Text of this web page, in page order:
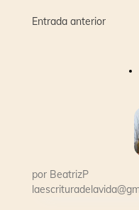
entradas
Entrada anterior
por BeatrizP